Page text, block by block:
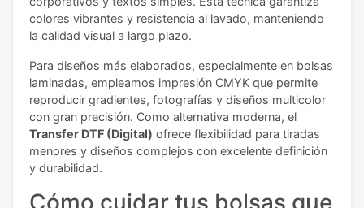
colores vibrantes y resistencia al lavado, manteniendo
la calidad visual a largo plazo.
Para diseños más elaborados, especialmente en bolsas
laminadas, empleamos impresión CMYK que permite
reproducir gradientes, fotografías y diseños multicolor
con gran precisión. Como alternativa moderna, el
Transfer DTF (Digital) ofrece flexibilidad para tiradas
menores y diseños complejos con excelente definición
y durabilidad.
Cómo cuidar tus bolsas que